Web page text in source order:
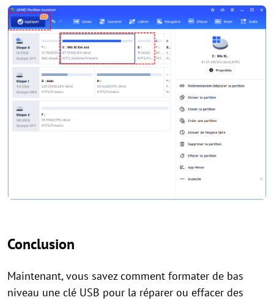
Conclusion
Maintenant, vous savez comment formater de bas
niveau une clé USB pour la réparer ou effacer des